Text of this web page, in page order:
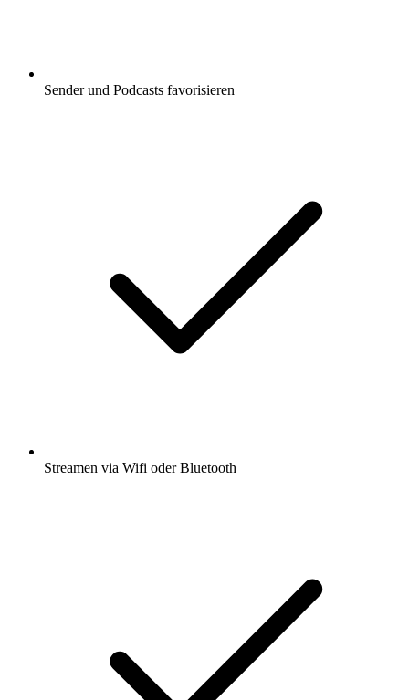
Sender und Podcasts favorisieren
Streamen via Wifi oder Bluetooth